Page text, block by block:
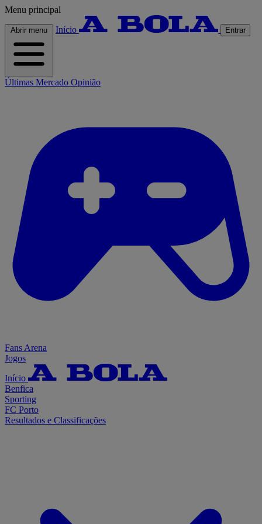
Menu principal
Abrir menu Início Entrar
Últimas Mercado Opinião
Fans Arena
Jogos
Início
Benfica
Sporting
FC Porto
Resultados e Classificações